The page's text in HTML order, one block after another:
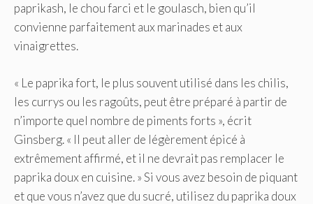
paprikash, le chou farci et le goulasch, bien qu’il
convienne parfaitement aux marinades et aux
vinaigrettes.
« Le paprika fort, le plus souvent utilisé dans les chilis,
les currys ou les ragoûts, peut être préparé à partir de
n’importe quel nombre de piments forts », écrit
Ginsberg. « Il peut aller de légèrement épicé à
extrêmement affirmé, et il ne devrait pas remplacer le
paprika doux en cuisine. » Si vous avez besoin de piquant
et que vous n’avez que du sucré, utilisez du paprika doux